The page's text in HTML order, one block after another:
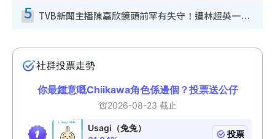
5 TVB新聞主播陳嘉欣鏡頭前罕有失守！遭林超英一句說話突襲嚇親當場大笑